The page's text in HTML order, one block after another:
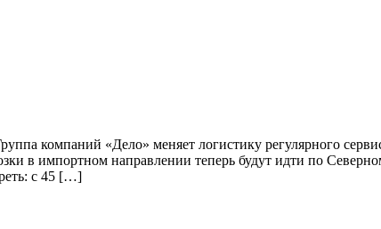
компаний «Дело» меняет логистику регулярного
в импортном направлении теперь будут идти по
с 45 […]